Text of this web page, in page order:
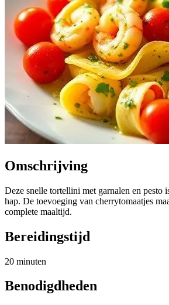
Omschrijving
Deze snelle tortellini met garnalen en pesto
hap. De toevoeging van cherrytomaatjes
complete maaltijd.
Bereidingstijd
20 minuten
Benodigdheden